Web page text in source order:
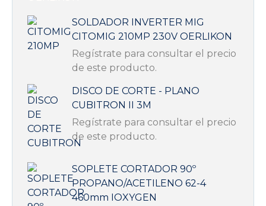
SOLDADOR INVERTER MIG
CITOMIG 210MP 230V OERLIKON
Regístrate para consultar el precio
de este producto.
DISCO DE CORTE - PLANO
CUBITRON II 3M
Regístrate para consultar el precio
de este producto.
SOPLETE CORTADOR 90º
PROPANO/ACETILENO 62-4
460mm IOXYGEN